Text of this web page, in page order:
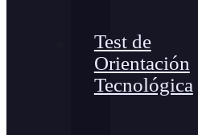
Test de
Orientación
Tecnológica